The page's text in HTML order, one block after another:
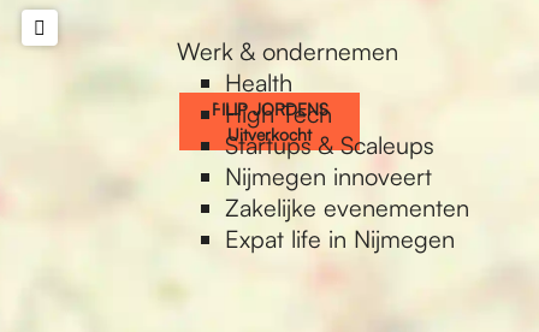
Werk & ondernemen
Health
High Tech
Startups & Scaleups
Nijmegen innoveert
Zakelijke evenementen
Expat life in Nijmegen
S
U
k
o
FILIP JORDENS
Uitverkocht